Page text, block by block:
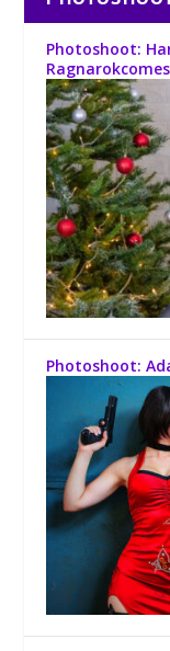
Photoshoot:
Photoshoot: